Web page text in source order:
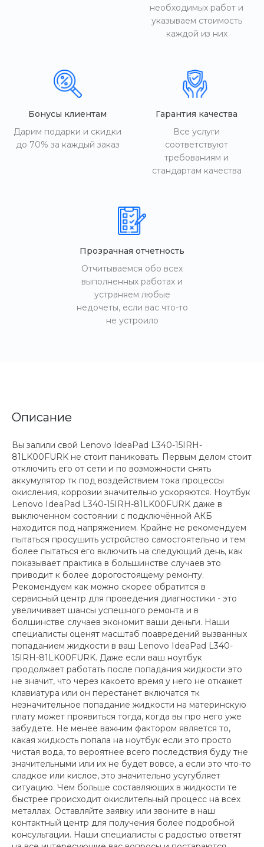
необходимых работ и
указываем стоимость
каждой из них
Бонусы клиентам
Дарим подарки и скидки
до 70% за каждый заказ
Гарантия качества
Все услуги
соответствуют
требованиям и
стандартам качества
Прозрачная отчетность
Отчитываемся обо всех
выполненных работах и
устраняем любые
недочеты, если вас что-то
не устроило
Описание
Вы залили свой Lenovo IdeaPad L340-15IRH-
81LK00FURK не стоит паниковать. Первым делом стоит
отключить его от сети и по возможности снять
аккумулятор тк под воздействием тока процессы
окисления, коррозии значительно ускоряются. Ноутбук
Lenovo IdeaPad L340-15IRH-81LK00FURK даже в
выключенном состоянии с подключённой АКБ
находится под напряжением. Крайне не рекомендуем
пытаться просушить устройство самостоятельно и тем
более пытаться его включить на следующий день, как
показывает практика в большинстве случаев это
приводит к более дорогостоящему ремонту.
Рекомендуем как можно скорее обратится в
сервисный центр для проведения диагностики - это
увеличивает шансы успешного ремонта и в
болшинстве случаев экономит ваши деньги. Наши
специалисты оценят масштаб поавредений вызванных
попаданием жидкости в ваш Lenovo IdeaPad L340-
15IRH-81LK00FURK. Даже если ваш ноутбук
продолжает работать после попадания жидкости это
не значит, что через какоето время у него не откажет
клавиатура или он перестанет включатся тк
незначительное попадание жидкости на материнскую
плату может проявиться тогда, когда вы про него уже
забудете. Не менее важним фактором является то,
какая жидкость попала на ноутбук если это просто
чистая вода, то вероятнее всего последствия буду тне
значительными или их не будет вовсе, а если это что-то
сладкое или кислое, это значительно усугубляет
ситуацию. Чем больше составляющих в жидкости те
быстрее происходит окислительный процесс на всех
металлах. Оставляйте заявку или звоните в наш
контактный центр для получения более подробной
консультации. Наши специалисты с радостью ответят